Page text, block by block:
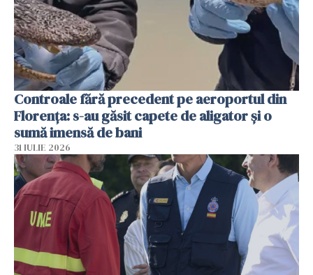
Controale fără precedent pe aeroportul din
Florența: s-au găsit capete de aligator și o
sumă imensă de bani
31 IULIE 2026